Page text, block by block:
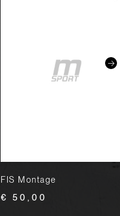
FIS Montage
€ 50,00